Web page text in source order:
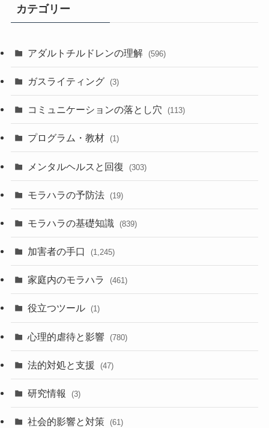
カテゴリー
アダルトチルドレンの理解 (596)
ガスライティング (3)
コミュニケーションの落とし穴 (113)
プログラム・教材 (1)
メンタルヘルスと回復 (303)
モラハラの予防法 (19)
モラハラの基礎知識 (839)
加害者の手口 (1,245)
家庭内のモラハラ (461)
役立つツール (1)
心理的虐待と影響 (780)
法的対処と支援 (47)
研究情報 (3)
社会的影響と対策 (61)